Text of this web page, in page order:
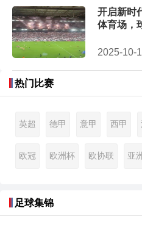
开启新时
体育场，
2025-10-
热门比赛
英超 德甲 意甲 西甲
欧冠 欧洲杯 欧协联 亚
足球集锦